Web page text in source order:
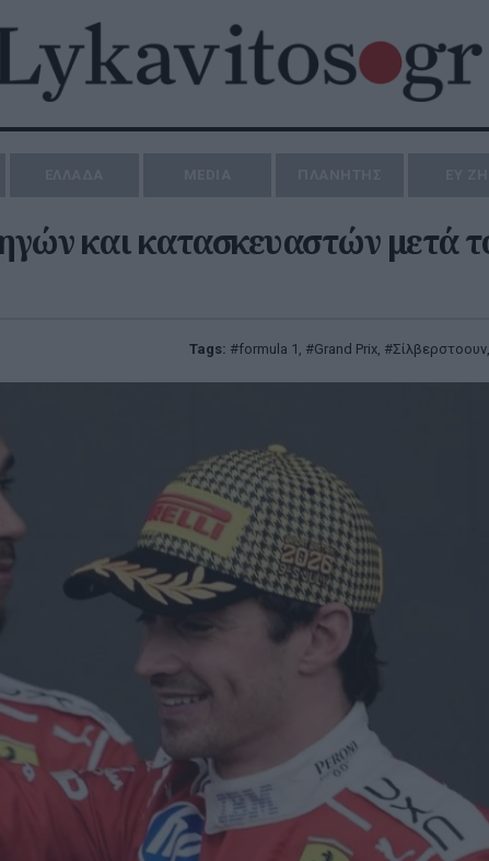
και κατασκευαστών μετά
Tags: formula 1 , Grand Prix, Σίλβερστοουν